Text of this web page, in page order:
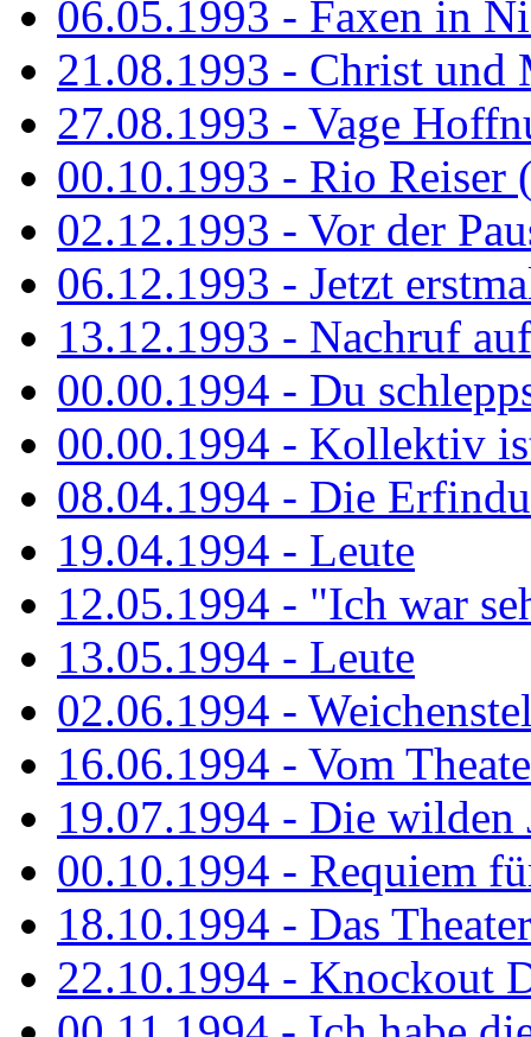
06.05.1993 - Faxen in
21.08.1993 - Christ und
27.08.1993 - Vage
00.10.1993 - Rio Reiser
02.12.1993 - Vor der
06.12.1993 - Jetzt
13.12.1993 - Nachruf
00.00.1994 - Du
00.00.1994 - Kollektiv
08.04.1994 - Die
19.04.1994 - Leute
12.05.1994 - "Ich war
13.05.1994 - Leute
02.06.1994 -
16.06.1994 - Vom
19.07.1994 - Die wilden
00.10.1994 - Requiem
18.10.1994 - Das
22.10.1994 - Knockout